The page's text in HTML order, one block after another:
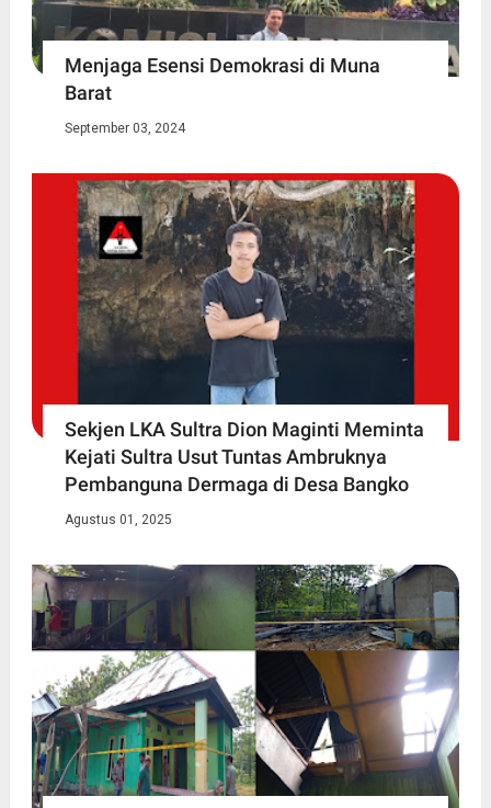
Menjaga Esensi Demokrasi di Muna
Barat
September 03, 2024
Sekjen LKA Sultra Dion Maginti Meminta
Kejati Sultra Usut Tuntas Ambruknya
Pembanguna Dermaga di Desa Bangko
Agustus 01, 2025